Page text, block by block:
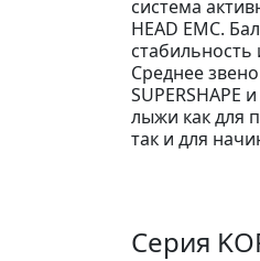
система
HEAD EMC.
Среднее
SUPERSHAPE
лыжи как для
так и для
Серия